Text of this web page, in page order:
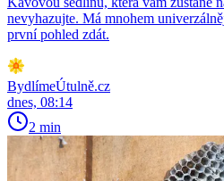
nevyhazujte. Má mnohem
první pohled zdát.
BydlímeÚtulně.cz
dnes, 08:14
2 min